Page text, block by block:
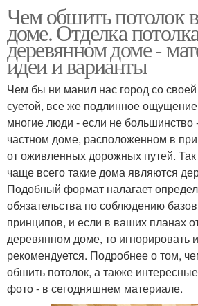
Чем обшить потолок
доме. Отделка
деревянном доме -
идеи и варианты
Чем бы ни манил нас город со
суетой, все же подлинное
многие люди - если не
частном доме, расположенном в
от оживленных дорожных путей. Так
чаще всего такие дома являются
Подобный формат налагает
обязательства по соблюдению
принципов, и если в ваших планах
деревянном доме, то игнорировать
рекомендуется. Подробнее о том,
обшить потолок, а также
фото - в сегодняшнем материале.